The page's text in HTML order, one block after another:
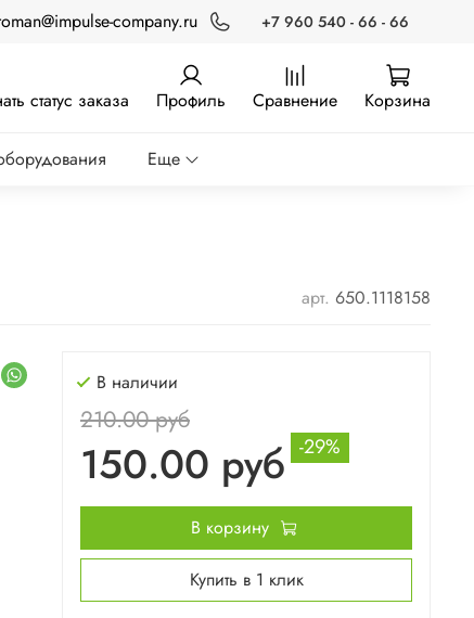
company.ru +7 960 540 - 66 - 66
статус заказа Профиль Сравнение Корзина
Еще
арт. 650.1118158
В наличии
210.00 руб
150.00 руб -29%
В корзину
Купить в 1 клик